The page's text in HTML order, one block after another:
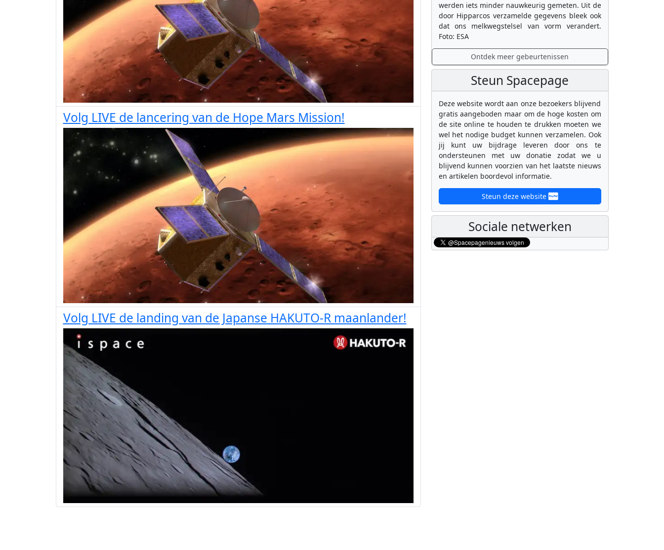
Volg LIVE de lancering van de Hope Mars Mission!
Volg LIVE de landing van de Japanse HAKUTO-R maanlander!
werden iets minder nauwkeurig gemeten. Uit de
door Hipparcos verzamelde gegevens bleek ook
dat ons melkwegstelsel van vorm verandert.
Foto: ESA
Ontdek meer gebeurtenissen
Steun Spacepage
Deze website wordt aan onze bezoekers blijvend
gratis aangeboden maar om de hoge kosten om
de site online te houden te drukken moeten we
wel het nodige budget kunnen verzamelen. Ook
jij kunt uw bijdrage leveren door ons te
ondersteunen met uw donatie zodat we u
blijvend kunnen voorzien van het laatste nieuws
en artikelen boordevol informatie.
Steun deze website
Sociale netwerken